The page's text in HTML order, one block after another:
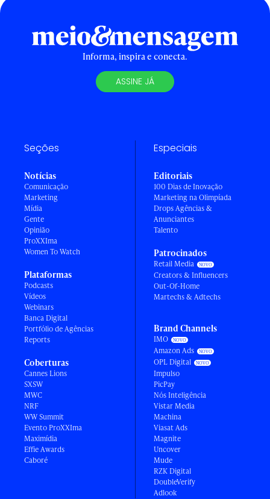
Informa, inspira e conecta.
ASSINE JÁ
Seções
Notícias
Comunicação
Marketing
Mídia
Gente
Opinião
ProXXIma
Women To Watch
Plataformas
Podcasts
Vídeos
Webinars
Banca Digital
Portfólio de Agências
Reports
Coberturas
Cannes Lions
SXSW
MWC
NRF
WW Summit
Evento ProXXIma
Maximídia
Effie Awards
Caboré
Especiais
Editoriais
100 Dias de Inovação
Marketing na Olimpíada
Drops Agências &
Anunciantes
Talento
Patrocinados
Retail Media
Creators & Influencers
Out-Of-Home
Martechs & Adtechs
Brand Channels
IMO
Amazon Ads
OPL Digital
Impulso
PicPay
Nós Inteligência
Vistar Media
Machina
Viasat Ads
Magnite
Uncover
Mude
RZK Digital
DoubleVerify
Adlook